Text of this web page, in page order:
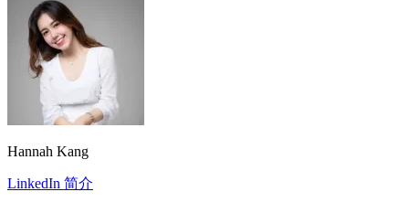
Hannah Kang
LinkedIn 简介